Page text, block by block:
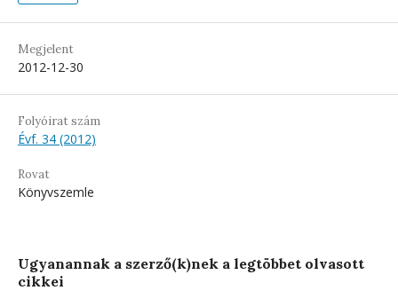
Megjelent
2012-12-30
Folyóirat szám
Évf. 34 (2012)
Rovat
Könyvszemle
Ugyanannak a szerző(k)nek a legtöbbet olvasott
cikkei